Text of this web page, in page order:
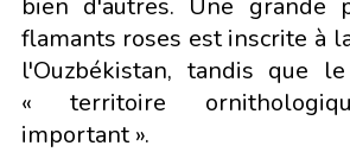
flamants roses est inscrite à
l'Ouzbékistan, tandis que
« territoire
important ».